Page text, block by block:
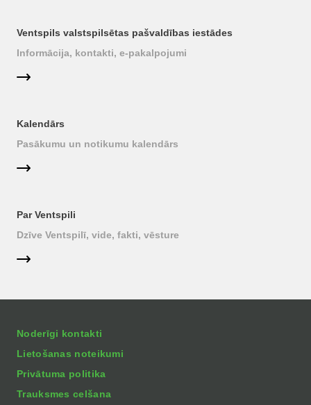
Ventspils valstspilsētas pašvaldības iestādes
Informācija, kontakti, e-pakalpojumi
Kalendārs
Pasākumu un notikumu kalendārs
Par Ventspili
Dzīve Ventspilī, vide, fakti, vēsture
Noderīgi kontakti
Lietošanas noteikumi
Privātuma politika
Trauksmes celšana